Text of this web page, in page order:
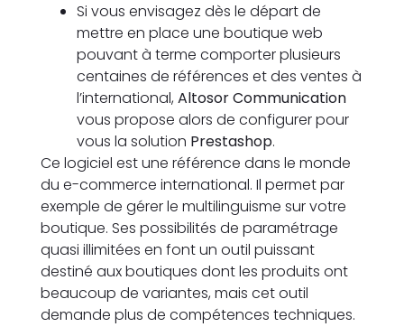
Si vous envisagez dès le départ de
mettre en place une boutique web
pouvant à terme comporter plusieurs
centaines de références et des ventes à
l’international, Altosor Communication
vous propose alors de configurer pour
vous la solution Prestashop.
Ce logiciel est une référence dans le monde
du e-commerce international. Il permet par
exemple de gérer le multilinguisme sur votre
boutique. Ses possibilités de paramétrage
quasi illimitées en font un outil puissant
destiné aux boutiques dont les produits ont
beaucoup de variantes, mais cet outil
demande plus de compétences techniques.